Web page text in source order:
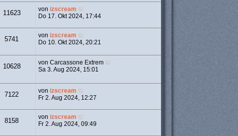
11623 von izscream
Do 17. Okt 2024, 17:44
5741 von izscream
Do 10. Okt 2024, 20:21
10628 vonCarcassone Extrem
Sa 3. Aug 2024, 15:01
7122 von izscream
Fr 2. Aug 2024, 12:27
8158 von izscream
Fr 2. Aug 2024, 09:49